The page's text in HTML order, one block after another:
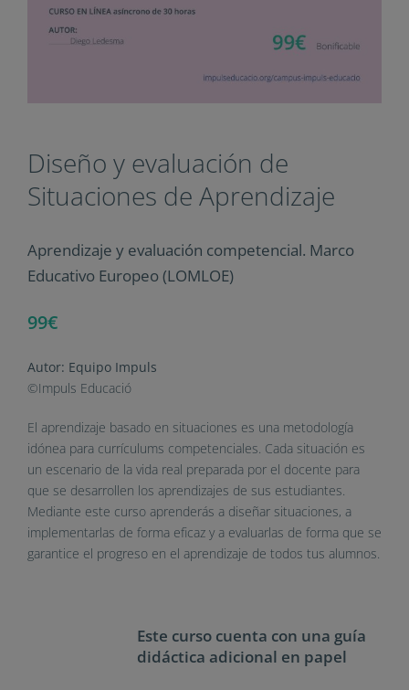
Diseño y evaluación de
Situaciones de Aprendizaje
Aprendizaje y evaluación competencial. Marco
Educativo Europeo (LOMLOE)
99€
Autor: Equipo Impuls
©Impuls Educació
El aprendizaje basado en situaciones es una metodología
idónea para currículums competenciales. Cada situación es
un escenario de la vida real preparada por el docente para
que se desarrollen los aprendizajes de sus estudiantes.
Mediante este curso aprenderás a diseñar situaciones, a
implementarlas de forma eficaz y a evaluarlas de forma que se
garantice el progreso en el aprendizaje de todos tus alumnos.
Este curso cuenta con una guía
didáctica adicional en papel